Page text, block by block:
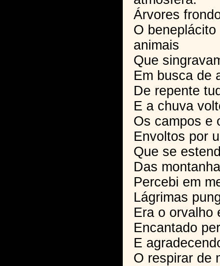
Árvores
O
animais
Que
Em busca de
De repente
E a chuva
Os campos e
Envoltos por
Que se
Das
Percebi em
Lágrimas
Era o orvalho
Encantado
E
O respirar de